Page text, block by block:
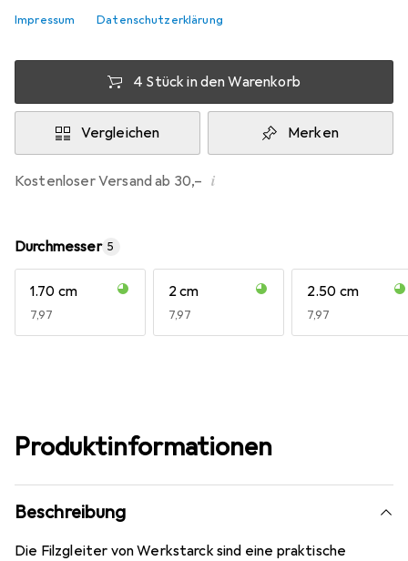
Impressum Datenschutzerklärung
4 Stück in den Warenkorb
Vergleichen Merken
Kostenloser Versand ab 30,– i
Durchmesser 5
1.70 cm
EUR
7,97
2 cm
EUR
7,97
2.50 cm
EUR
7,97
Produktinformationen
Beschreibung
Die Filzgleiter von Werkstarck sind eine praktische